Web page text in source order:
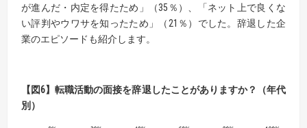
が進んだ・内定を得たため」（35％）、「ネット上で良くな
い評判やウワサを知ったため」（21％）でした。辞退した企
業のエピソードも紹介します。
【 図6】転職活動の面接を辞退したことがありますか？（年代
別）